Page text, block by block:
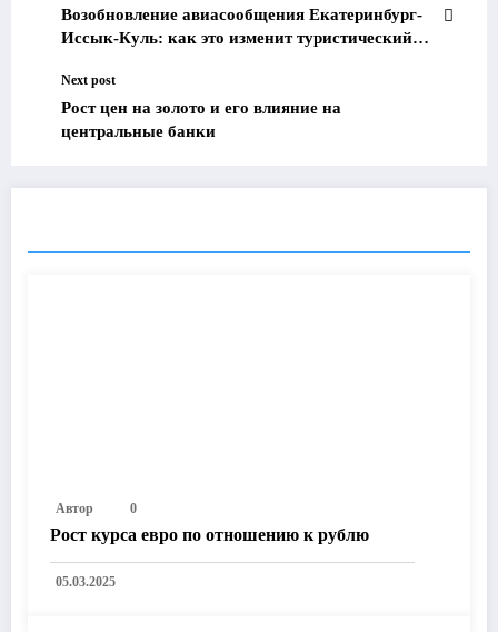
Возобновление авиасообщения Екатеринбург-
Иссык-Куль: как это изменит туристический
Next post
Рост цен на золото и его влияние на
центральные банки
Автор 0
Рост курса евро по отношению к рублю
05.03.2025